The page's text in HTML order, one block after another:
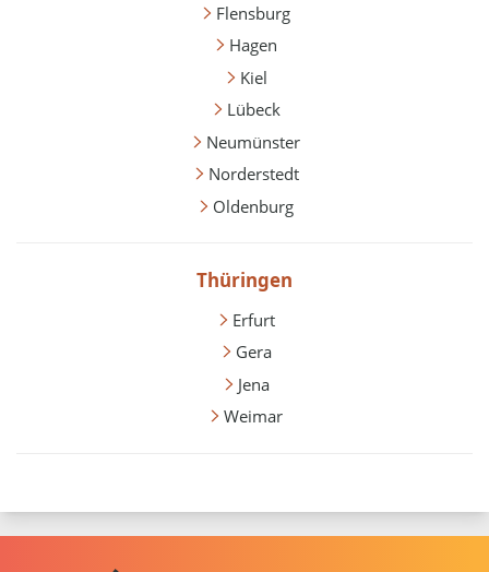
Flensburg
Hagen
Kiel
Lübeck
Neumünster
Norderstedt
Oldenburg
Thüringen
Erfurt
Gera
Jena
Weimar